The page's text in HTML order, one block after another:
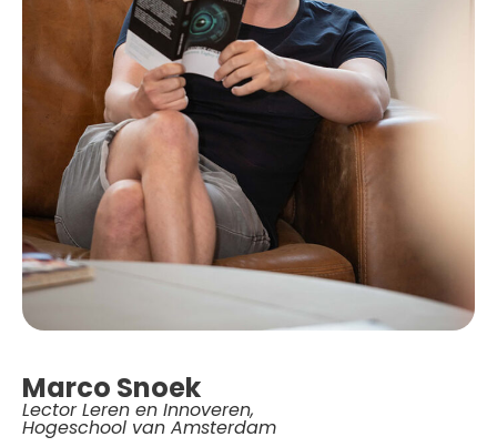
Marco Snoek
Lector Leren en Innoveren,
Hogeschool van Amsterdam